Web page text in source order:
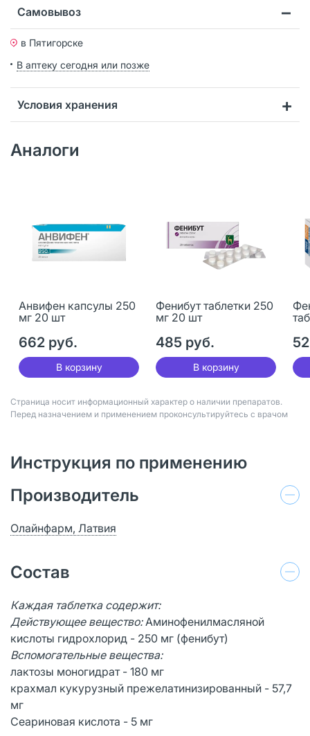
Самовывоз
в Пятигорске
В аптеку сегодня или позже
Условия хранения
Аналоги
Анвифен капсулы 250
мг 20 шт
662 руб.
В корзину
Фенибут таблетки 250
мг 20 шт
485 руб.
В корзину
Страница носит информационный характер о наличии препаратов.
Перед назначением и применением проконсультируйтесь с врачом
Инструкция по применению
Производитель
Олайнфарм, Латвия
Состав
Каждая таблетка содержит:
Действующее вещество:Аминофенилмасляной
кислоты гидрохлорид - 250 мг (фенибут)
Вспомогательные вещества:
лактозы моногидрат - 180 мг
крахмал кукурузный прежелатинизированный - 57,7
мг
Сеариновая кислота - 5 мг